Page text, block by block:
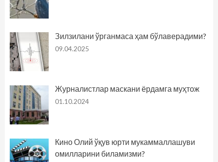
Зилзилани ўрганмаса ҳам бўлаверадими?
09.04.2025
Журналистлар маскани ёрдамга муҳтож
01.10.2024
Кино Олий ўқув юрти мукаммаллашуви
омилларини биламизми?